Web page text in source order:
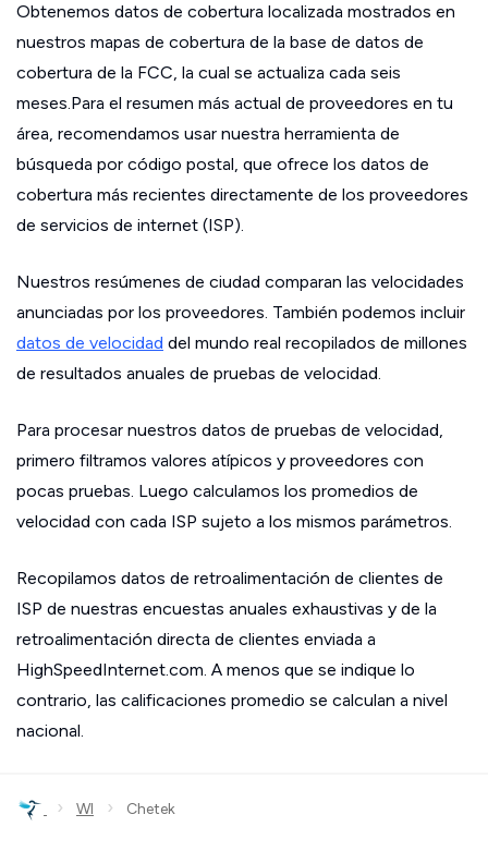
Obtenemos datos de cobertura localizada mostrados en
nuestros mapas de cobertura de la base de datos de
cobertura de la FCC, la cual se actualiza cada seis
meses.Para el resumen más actual de proveedores en tu
área, recomendamos usar nuestra herramienta de
búsqueda por código postal, que ofrece los datos de
cobertura más recientes directamente de los proveedores
de servicios de internet (ISP).
Nuestros resúmenes de ciudad comparan las velocidades
anunciadas por los proveedores. También podemos incluir
datos de velocidad del mundo real recopilados de millones
de resultados anuales de pruebas de velocidad.
Para procesar nuestros datos de pruebas de velocidad,
primero filtramos valores atípicos y proveedores con
pocas pruebas. Luego calculamos los promedios de
velocidad con cada ISP sujeto a los mismos parámetros.
Recopilamos datos de retroalimentación de clientes de
ISP de nuestras encuestas anuales exhaustivas y de la
retroalimentación directa de clientes enviada a
HighSpeedInternet.com. A menos que se indique lo
contrario, las calificaciones promedio se calculan a nivel
nacional.
› WI › Chetek